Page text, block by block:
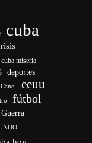
cuba
cuba miseria
deportes
eeuu
fútbol
Guerra